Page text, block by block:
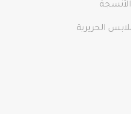
الحريرية